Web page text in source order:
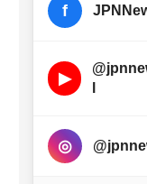
f
▶
◎